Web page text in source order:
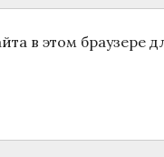
в этом браузере